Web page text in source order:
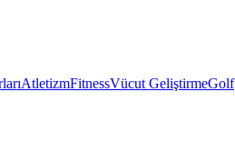
AtletizmFitnessVücut GeliştirmeGolf